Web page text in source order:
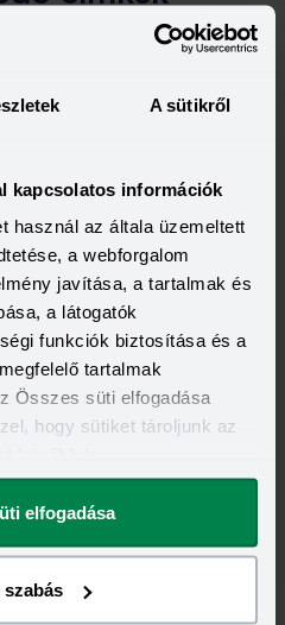
A sütikről
kapcsolatos információk
használ az általa üzemeltett
a webforgalom
javítása, a tartalmak és
a látogatók
funkciók biztosítása és a
tartalmak
Összes süti elfogadása
hogy sütiket tároljunk az
elfogadása
szabás
-
a Bank360
szabályzatát